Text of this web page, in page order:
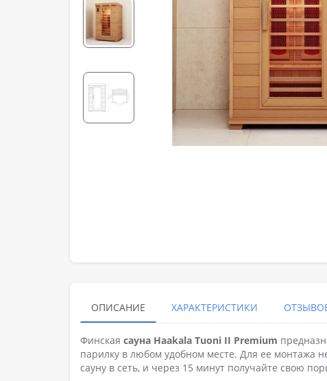
ОПИСАНИЕ ХАРАКТЕРИСТИКИ
Финская сауна Haakala Tuoni II Premium
парилку в любом удобном месте. Для ее монтажа
сауну в сеть, и через 15 минут получайте свою